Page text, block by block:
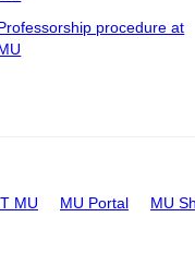
procedure at
MU MU Portal MU